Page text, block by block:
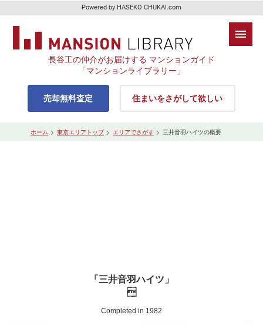
Powered by HASEKO CHUKAI.com
長谷工の仲介がお届けする マンションガイド
「マンションライブラリー」
売却無料査定 住まいをさがして欲しい
ホーム 東京エリアトップ エリアでさがす 三井音羽ハイツの概要
「三井音羽ハイツ」

Completed in 1982